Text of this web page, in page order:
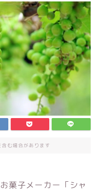
む場合があります
菓子メーカー「シャ